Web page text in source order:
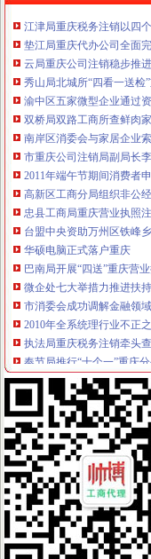
垫江局重庆代办公司全面
云局重庆公司注销稳步推
秀山局北城所“四看一送检
渝中区五家微型企业通过资
双桥局双路工商所查鲜肉
南岸区消委会与家居企业
市重庆公司注销局副局长
2011年端午节期间消费者
高新区工商分局组织非公
忠县工商局重庆营业执照
台盟中央资助万州区铁峰
华硕电脑正式落户重庆
巴南局开展“四送”重庆营
微企处七大举措力推进扶
市消委会成功调解金融领
2010年全系统理行业不正
执法局重庆税务注销牵头
奉节局推行“十个一”重庆
高新区局开展微型企业实
武隆局审批微型企业财政
全市重庆分公司注销外商
市重庆代办公司局加速推
铜梁局“三变”重庆分公司
合川局积巩固“学校食品安
南川局重庆税务注销成功
石柱局重庆代办公司三举
北部新区局重庆税务注销
渝北局在网络购物领域查
北碚局重庆分公司注销静